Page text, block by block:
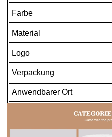
Farbe
Material
Logo
Verpackung
Anwendbarer Ort